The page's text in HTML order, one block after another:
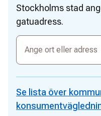
Stockholms stad
gatuadress.
Ange
eller
adress
Se lista över